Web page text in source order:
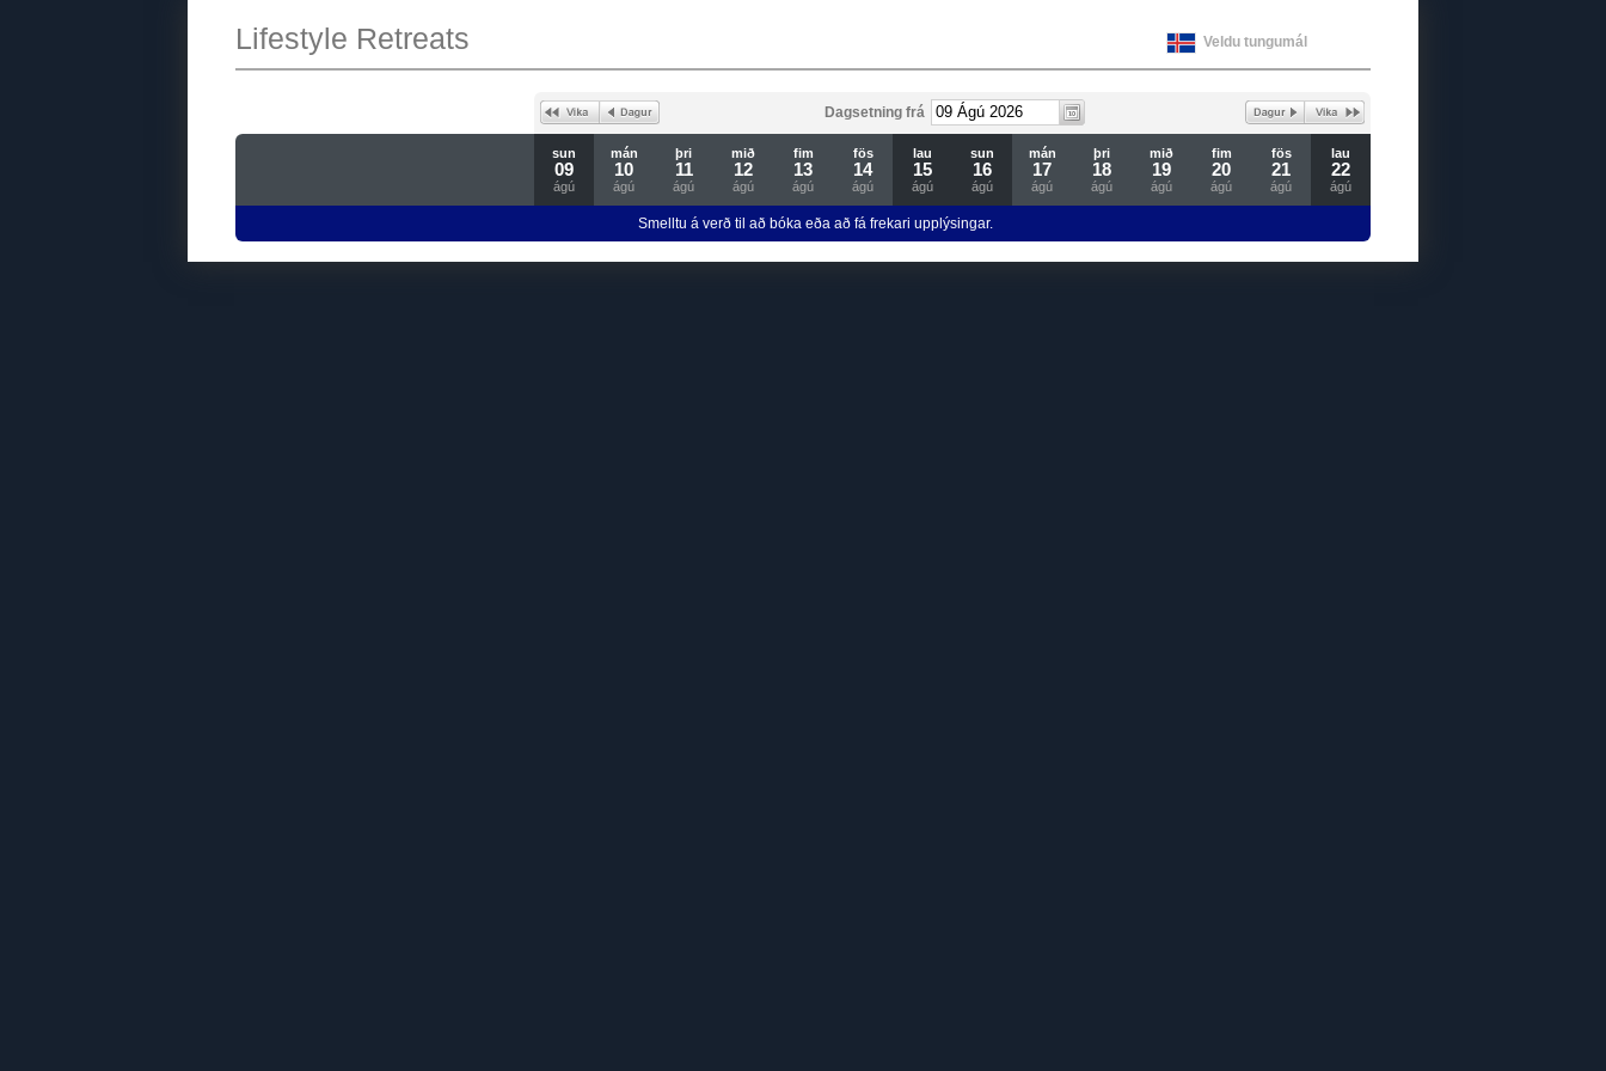
Veldu tungumál
Lifestyle Retreats
Dagsetning frá
sun
09
ágú
mán
10
ágú
þri
11
ágú
mið
12
ágú
fim
13
ágú
fös
14
ágú
lau
15
ágú
sun
16
ágú
mán
17
ágú
þri
18
ágú
mið
19
ágú
fim
20
ágú
fös
21
ágú
lau
22
ágú
Smelltu á verð til að bóka eða að fá frekari upplýsingar.